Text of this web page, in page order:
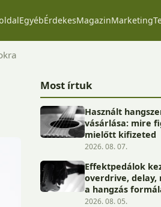
EgyébÉrdekesMagazinMarketing
Most írtuk
Használt
vásárlása: mire
mielőtt kifizeted
2026. 08. 07.
Effektpedálok
overdrive, delay,
a hangzás
2026. 08. 05.